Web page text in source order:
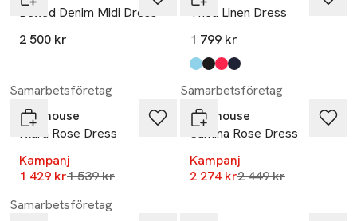
Belted Denim Midi Dress
2 500 kr
Thea Linen Dress
1 799 kr
Produkten finns i färgerna:
turkos,
svart,
röd,
marinblå,
Samarbetsföretag
Newhouse
Klara Rose Dress
Kampanj
1 429 krLägsta pris 30 dagar
1 539 kr
Samarbetsföretag
Newhouse
Samina Rose Dress
Kampanj
2 274 krLägsta pris 30 dagar
2 449 kr
Samarbetsföretag